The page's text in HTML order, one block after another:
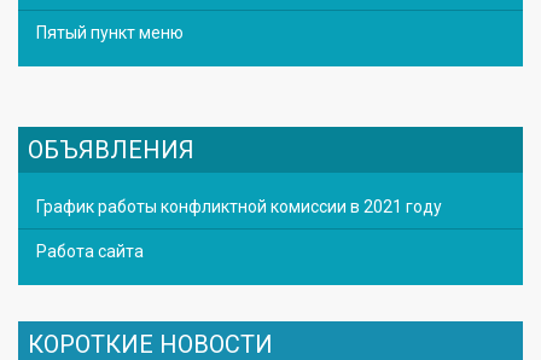
Пятый пункт меню
ОБЪЯВЛЕНИЯ
График работы конфликтной комиссии в 2021 году
Работа сайта
КОРОТКИЕ НОВОСТИ